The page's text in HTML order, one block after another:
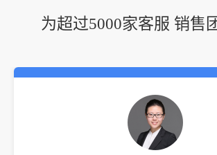
为超过5000家客服 销售